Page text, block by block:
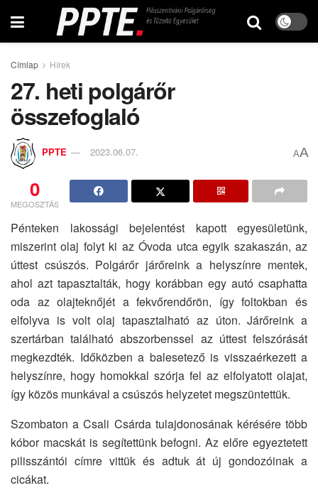
Címlap Hírek
27. heti polgárőr
összefoglaló
PPTE 2023.06.07. AA
0
MEGOSZTÁS
Pénteken lakossági bejelentést kapott egyesületünk,
miszerint olaj folyt ki az Óvoda utca egyik szakaszán, az
úttest csúszós. Polgárőr járőreink a helyszínre mentek,
ahol azt tapasztalták, hogy korábban egy autó csaphatta
oda az olajteknőjét a fekvőrendőrön, így foltokban és
elfolyva is volt olaj tapasztalható az úton. Járőreink a
szertárban található abszorbenssel az úttest felszórását
megkezdték. Időközben a balesetező is visszaérkezett a
helyszínre, hogy homokkal szórja fel az elfolyatott olajat,
így közös munkával a csúszós helyzetet megszüntettük.
Szombaton a Csali Csárda tulajdonosának kérésére több
kóbor macskát is segítettünk befogni. Az előre egyeztetett
pilisszántói címre vittük és adtuk át új gondozóinak a
cicákat.